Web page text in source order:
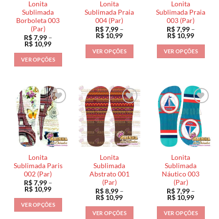
Lonita
Sublimada
Borboleta 003
(Par)
R$7,99 –
R$ 10,99Faixa
preço:
R$ 7,99
através
VER OPÇÕES
tem
várias
variantes.
As
opções
podem
ser
escolhidas
na
página
do
produto
Lonita
Sublimada Praia
004 (Par)
R$7,99 –
R$ 10,99Faixa
preço:
R$ 7,99
através
VER OPÇÕES
várias
variantes.
As
opções
podem
ser
escolhidas
na
página
do
produto
Lonita
Sublimada Praia
003 (Par)
R$7,99 –
R$ 10,99Faixa
preço:
R$ 7,99
através
VER OPÇÕES
várias
variantes.
As
opções
podem
ser
escolhidas
na
página
do
produto
Lonita
Sublimada Paris
002 (Par)
R$7,99 –
R$ 10,99Faixa
preço:
R$ 7,99
através
VER OPÇÕES
Lonita
Sublimada
Abstrato 001
(Par)
R$8,99 –
R$ 10,99Faixa
preço:
R$ 8,99
VER OPÇÕES
Lonita
Sublimada
Náutico 003
(Par)
R$7,99 –
R$ 10,99Faixa
preço:
R$ 7,99
VER OPÇÕES